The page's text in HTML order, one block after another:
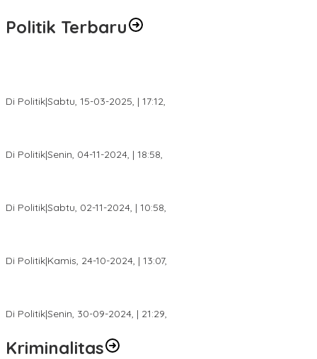
Politik Terbaru
Di Politik|Sabtu, 15-03-2025, | 17:12,
Di Politik|Senin, 04-11-2024, | 18:58,
Di Politik|Sabtu, 02-11-2024, | 10:58,
Di Politik|Kamis, 24-10-2024, | 13:07,
Di Politik|Senin, 30-09-2024, | 21:29,
Kriminalitas